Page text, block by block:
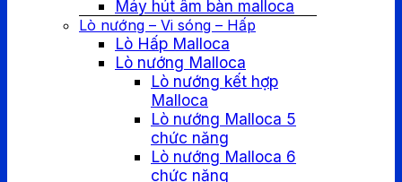
Máy hút âm bàn malloca
Lò nướng – Vi sóng – Hấp
Lò Hấp Malloca
Lò nướng Malloca
Lò nướng kết hợp
Malloca
Lò nướng Malloca 5
chức năng
Lò nướng Malloca 6
chức năng